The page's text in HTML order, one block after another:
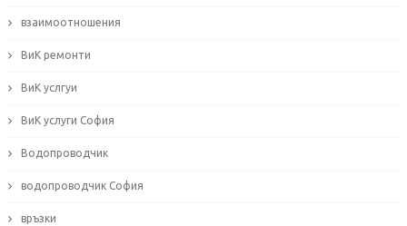
взаимоотношения
ВиК ремонти
ВиК услгуи
ВиК услуги София
Водопроводчик
водопроводчик София
връзки